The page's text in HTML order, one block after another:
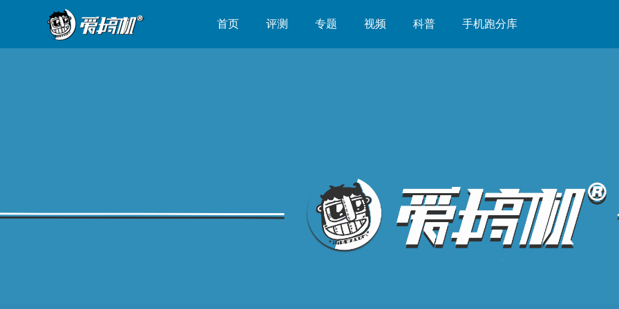
首页 评测 专题 视频 科普 手机跑分库